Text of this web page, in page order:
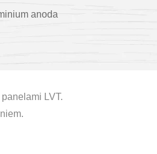
anoda
LVT.